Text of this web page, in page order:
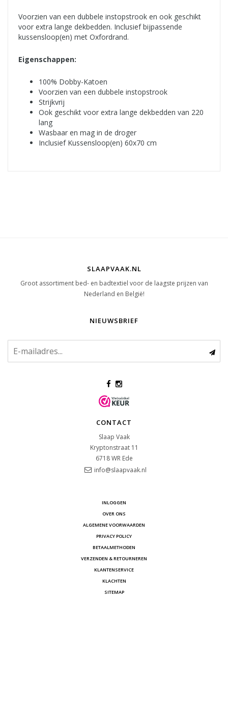
Voorzien van een dubbele instopstrook en ook geschikt
voor extra lange dekbedden. Inclusief bijpassende
kussensloop(en) met Oxfordrand.
Eigenschappen:
100% Dobby-Katoen
Voorzien van een dubbele instopstrook
Strijkvrij
Ook geschikt voor extra lange dekbedden van 220
lang
Wasbaar en mag in de droger
Inclusief Kussensloop(en) 60x70 cm
SLAAPVAAK.NL
Groot assortiment bed- en badtextiel voor de laagste prijzen van
Nederland en België!
NIEUWSBRIEF
CONTACT
Slaap Vaak
Kryptonstraat 11
6718 WR Ede
info@slaapvaak.nl
INLOGGEN
OVER ONS
ALGEMENE VOORWAARDEN
PRIVACY POLICY
BETAALMETHODEN
VERZENDEN & RETOURNEREN
KLANTENSERVICE
KLACHTEN
SITEMAP